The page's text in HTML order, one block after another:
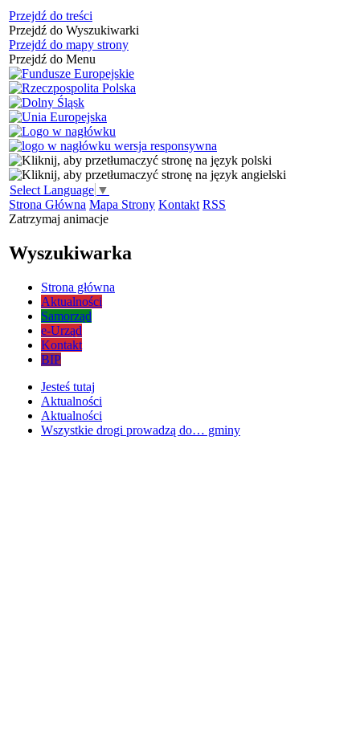
Przejdź do treści
Przejdź do Wyszukiwarki
Przejdź do mapy strony
Przejdź do Menu
Select Language ▼
Strona Główna Mapa Strony Kontakt RSS
Zatrzymaj animacje
Wyszukiwarka
Strona główna
Aktualności
Samorząd
e-Urząd
Kontakt
BIP
Jesteś tutaj
Aktualności
Aktualności
Wszystkie drogi prowadzą do… gminy